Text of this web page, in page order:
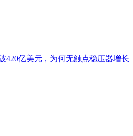
420亿美元，为何无触点稳压器增长